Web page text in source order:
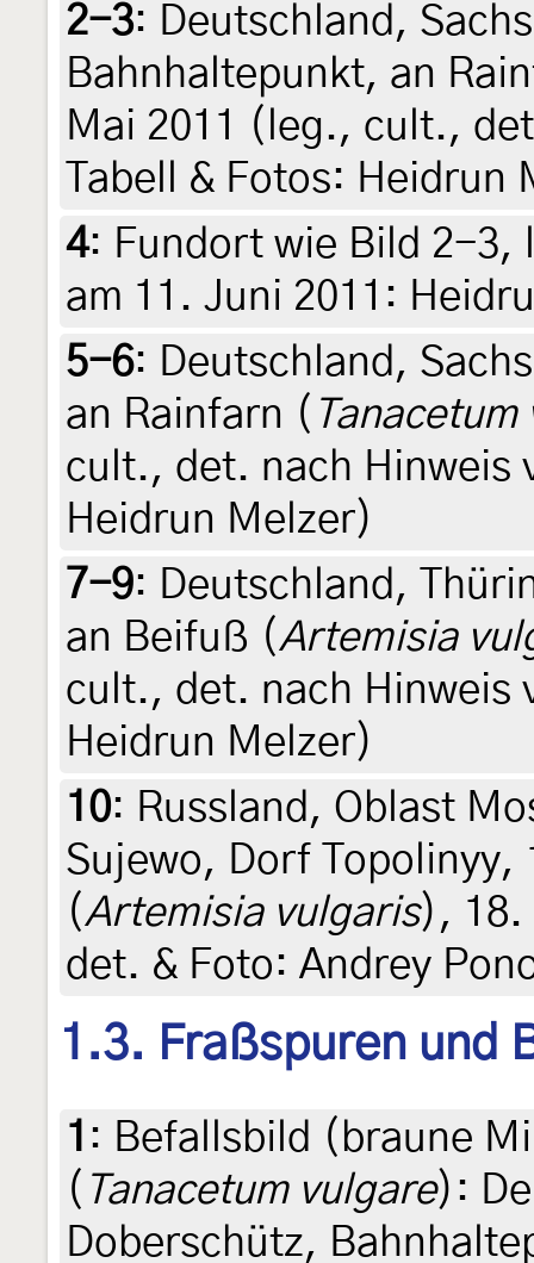
2-3: Deutschland,
Bahnhaltepunkt, an
Mai 2011 (leg., cult.,
Tabell & Fotos: Heidrun
4: Fundort wie Bild 2-3,
am 11. Juni 2011:
5-6: Deutschland,
an Rainfarn ( Tanacetum
cult., det. nach Hinweis
Heidrun Melzer)
7-9: Deutschland,
an Beifuß (Artemisia
cult., det. nach Hinweis
Heidrun Melzer)
10: Russland, Oblast
Sujewo, Dorf Topolinyy,
(Artemisia vulgaris), 18.
det. & Foto: Andrey
1.3. Fraßspuren und
1 : Befallsbild (braune
( Tanacetum vulgare):
Doberschütz,